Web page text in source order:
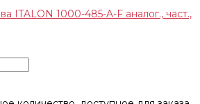
ITALON 1000-485-A-F аналог., част.,